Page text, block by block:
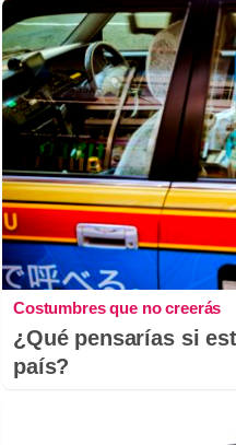
Costumbres que no creerás
¿Qué pensarías si
país?